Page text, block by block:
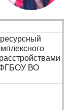
ФГБОУ ВО